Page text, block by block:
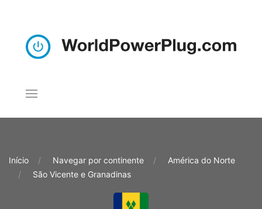
Início Navegar por continente
América do Norte
São Vicente e Granadinas